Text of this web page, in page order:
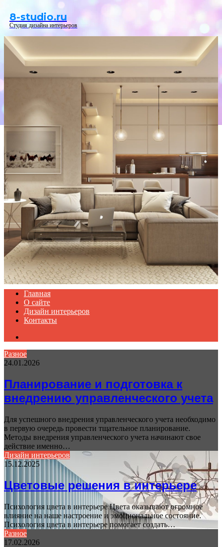
8-studio.ru
Студия дизайна интерьеров
Главная
О сайте
Дизайн интерьеров
Контакты
Разное
24.01.2026
Планирование и подготовка к
внедрению управленческого учета
Для успешного внедрения управленческого учета необходимо
в первую очередь провести тщательное планирование.
Методы внедрения управленческого учета начинают свое
действие именно…
Дизайн интерьеров
15.12.2025
Цветовые решения в интерьере
Психология цвета в интерьере Цвета оказывают огромное
влияние на наше настроение и эмоциональное состояние.
Психология цвета в интерьере помогает создать…
Разное
17.02.2026